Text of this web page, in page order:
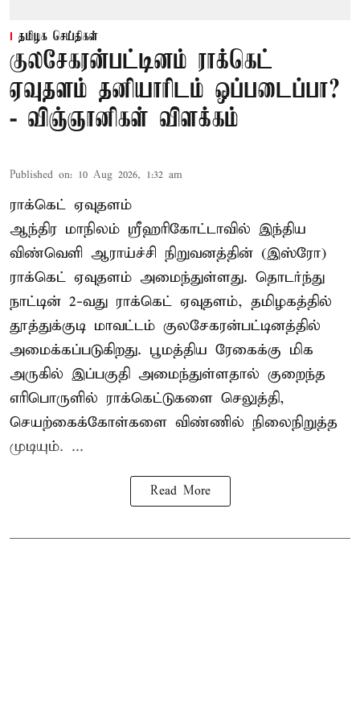
தமிழக செய்திகள்
குலசேகரன்பட்டினம் ராக்கெட்
ஏவுதளம் தனியாரிடம் ஒப்படைப்பா?
- விஞ்ஞானிகள் விளக்கம்
Published on: 10 Aug 2026, 1:32 am
ராக்கெட் ஏவுதளம்
ஆந்திர மாநிலம் ஸ்ரீஹரிகோட்டாவில் இந்திய
விண்வெளி ஆராய்ச்சி நிறுவனத்தின் (இஸ்ரோ)
ராக்கெட் ஏவுதளம் அமைந்துள்ளது. தொடர்ந்து
நாட்டின் 2-வது ராக்கெட் ஏவுதளம், தமிழகத்தில்
தூத்துக்குடி மாவட்டம் குலசேகரன்பட்டினத்தில்
அமைக்கப்படுகிறது. பூமத்திய ரேகைக்கு மிக
அருகில் இப்பகுதி அமைந்துள்ளதால் குறைந்த
எரிபொருளில் ராக்கெட்டுகளை செலுத்தி,
செயற்கைக்கோள்களை விண்ணில் நிலைநிறுத்த
முடியும். ...
Read More